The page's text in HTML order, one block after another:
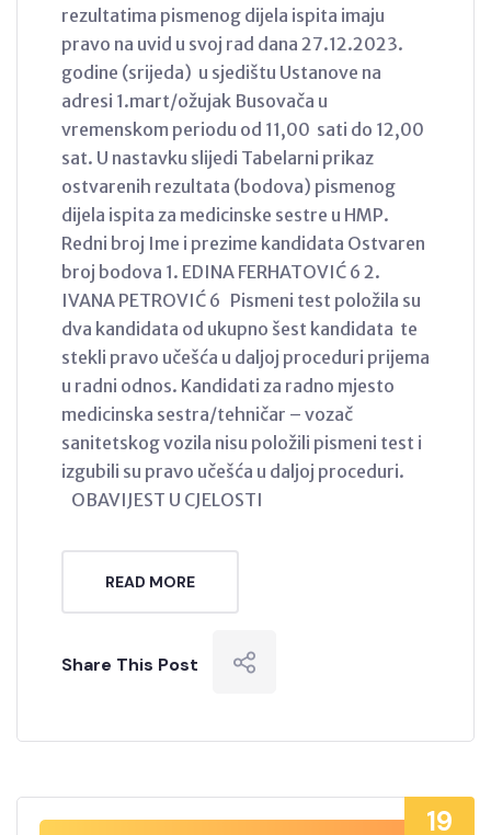
rezultatima pismenog dijela ispita imaju
pravo na uvid u svoj rad dana 27.12.2023.
godine (srijeda) u sjedištu Ustanove na
adresi 1.mart/ožujak Busovača u
vremenskom periodu od 11,00 sati do 12,00
sat. U nastavku slijedi Tabelarni prikaz
ostvarenih rezultata (bodova) pismenog
dijela ispita za medicinske sestre u HMP.
Redni broj Ime i prezime kandidata Ostvaren
broj bodova 1. EDINA FERHATOVIĆ 6 2.
IVANA PETROVIĆ 6 Pismeni test položila su
dva kandidata od ukupno šest kandidata te
stekli pravo učešća u daljoj proceduri prijema
u radni odnos. Kandidati za radno mjesto
medicinska sestra/tehničar – vozač
sanitetskog vozila nisu položili pismeni test i
izgubili su pravo učešća u daljoj proceduri.
OBAVIJEST U CJELOSTI
READ MORE
Share This Post
19